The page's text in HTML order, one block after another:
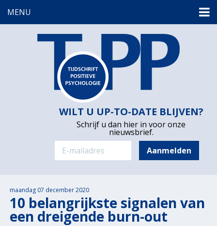
MENU
WILT U UP-TO-DATE BLIJVEN?
Schrijf u dan hier in voor onze
nieuwsbrief.
maandag 07 december 2020
10 belangrijkste signalen van
een dreigende burn-out